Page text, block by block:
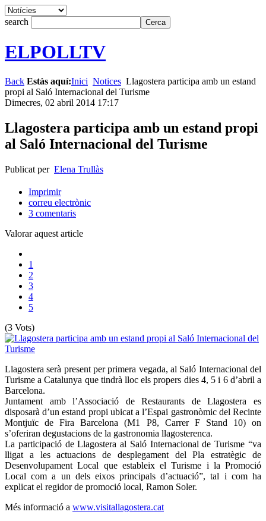
search
ELPOLLTV
Back Estàs aquí:Inici Notices Llagostera participa amb un estand
propi al Saló Internacional del Turisme
Dimecres, 02 abril 2014 17:17
Llagostera participa amb un estand propi
al Saló Internacional del Turisme
Publicat per Elena Trullàs
Imprimir
correu electrònic
3 comentaris
Valorar aquest article
1
2
3
4
5
(3 Vots)
Llagostera serà present per primera vegada, al Saló Internacional del
Turisme a Catalunya que tindrà lloc els propers dies 4, 5 i 6 d’abril a
Barcelona.
Juntament amb l’Associació de Restaurants de Llagostera es
disposarà d’un estand propi ubicat a l’Espai gastronòmic del Recinte
Montjuïc de Fira Barcelona (M1 P8, Carrer F Stand 10) on
s’oferiran degustacions de la gastronomia llagosterenca.
La participació de Llagostera al Saló Internacional de Turisme “va
lligat a les actuacions de desplegament del Pla estratègic de
Desenvolupament Local que estableix el Turisme i la Promoció
Local com a un dels eixos principals d’actuació”, tal i com ha
explicat el regidor de promoció local, Ramon Soler.
Més informació a www.visitallagostera.cat